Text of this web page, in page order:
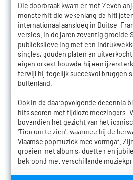
Die doorbraak kwam er met 'Zeven
monsterhit die wekenlang de
internationaal aansloeg in Duitse,
versies. In de jaren zeventig groeide
publiekslieveling met een
singles, gouden platen en
eigen orkest bouwde hij een
terwijl hij tegelijk succesvol bruggen
buitenland.
Ook in de daaropvolgende decennia
hits scoren met tijdloze meezingers.
bovendien hét gezicht van het
'Tien om te zien', waarmee hij de
Vlaamse popmuziek mee vormgaf.
groeien met albums, duetten en
bekroond met verschillende